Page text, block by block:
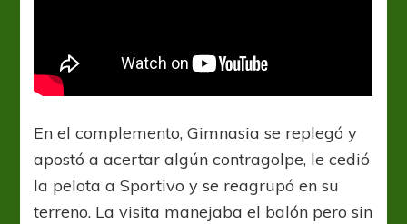
En el complemento, Gimnasia se replegó y
apostó a acertar algún contragolpe, le cedió
la pelota a Sportivo y se reagrupó en su
terreno. La visita manejaba el balón pero sin